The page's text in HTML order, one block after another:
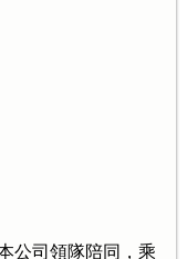
公司領隊陪同，乘